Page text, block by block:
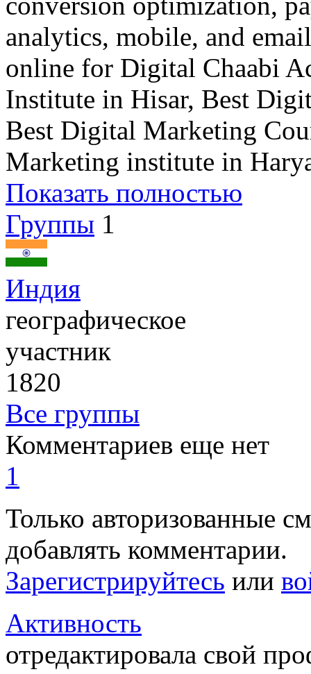
analytics, mobile, and
online for Digital Chaabi
Institute in Hisar, Best
Best Digital Marketing
Marketing institute in
Показать полностью
Группы 1
Индия
географическое
участник
1820
Все группы
Комментариев еще нет
1
Только авторизованные
добавлять комментарии.
Зарегистрируйтесь или
Активность
отредактировала свой